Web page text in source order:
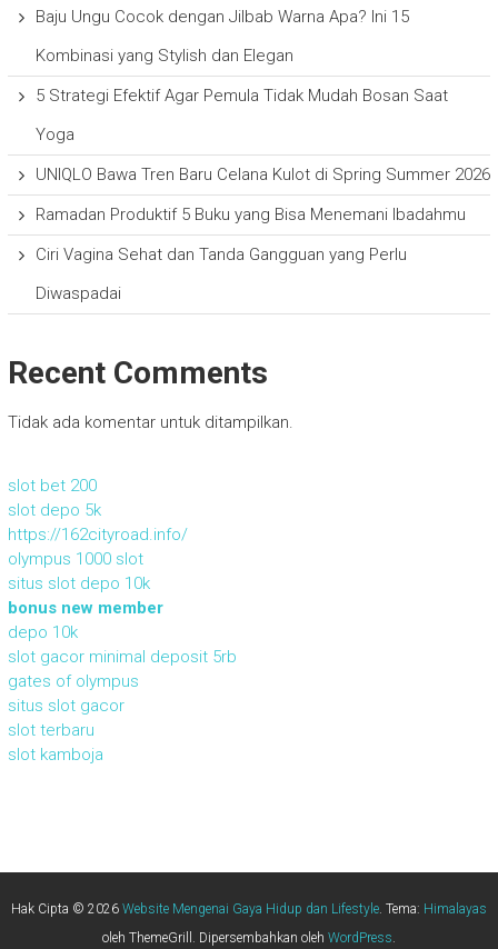
Baju Ungu Cocok dengan Jilbab Warna Apa? Ini 15
Kombinasi yang Stylish dan Elegan
5 Strategi Efektif Agar Pemula Tidak Mudah Bosan Saat
Yoga
UNIQLO Bawa Tren Baru Celana Kulot di Spring Summer 2026
Ramadan Produktif 5 Buku yang Bisa Menemani Ibadahmu
Ciri Vagina Sehat dan Tanda Gangguan yang Perlu
Diwaspadai
Recent Comments
Tidak ada komentar untuk ditampilkan.
slot bet 200
slot depo 5k
https://162cityroad.info/
olympus 1000 slot
situs slot depo 10k
bonus new member
depo 10k
slot gacor minimal deposit 5rb
gates of olympus
situs slot gacor
slot terbaru
slot kamboja
Hak Cipta © 2026 Website Mengenai Gaya Hidup dan Lifestyle. Tema: Himalayas
oleh ThemeGrill. Dipersembahkan oleh WordPress.